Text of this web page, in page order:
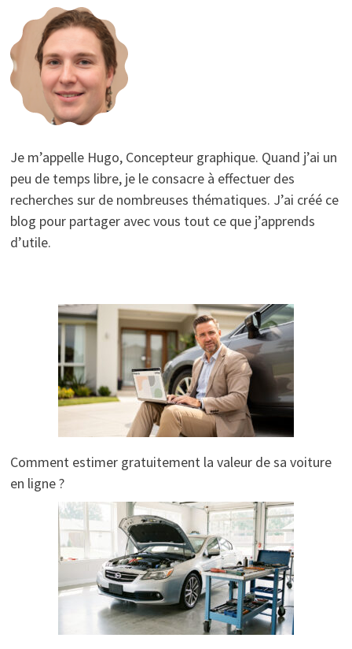
Je m’appelle Hugo, Concepteur graphique. Quand j’ai un
peu de temps libre, je le consacre à effectuer des
recherches sur de nombreuses thématiques. J’ai créé ce
blog pour partager avec vous tout ce que j’apprends
d’utile.
Comment estimer gratuitement la valeur de sa voiture
en ligne ?